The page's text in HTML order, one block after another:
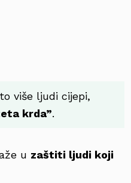
više ljudi cijepi,
krda”.
u zaštiti ljudi koji